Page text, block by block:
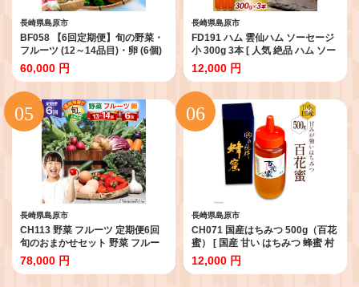
長崎県島原市
BF058 【6回定期便】旬の野菜・
フルーツ (12～14品目)・卵 (6個)
おまかせ セット[ 野菜 果物 卵 や
さい くだもの 果物 タマゴ たまご
詰め合わせ 江戸屋 長崎県 島原市 ]
60,000 円
長崎県島原市
FD191 ハム 雲仙ハム ソーセージ
小 300g 3本 [ 人気 絶品 ハム ソー
セージ セット 詰め合わせ おつま
み おかず 弁当 冷蔵 国産 小分け
一人暮らし 単身 雲仙ハムASTY
長崎県 島原市 ふるさと納税 ]
12,000 円
長崎県島原市
CH113 野菜 フルーツ 定期便6回
旬のおまかせセット 野菜 フルー
ツ13～14品目 卵6玉 [ 野菜 フルー
ツ 果物 たまご 鶏卵 野菜セット セ
78,000 円
長崎県島原市
CH071 国産はちみつ 500g（百花
蜜） [ 国産 甘い はちみつ 蜂蜜 村
木養蜂場 長崎県 島原市 ]
12,000 円